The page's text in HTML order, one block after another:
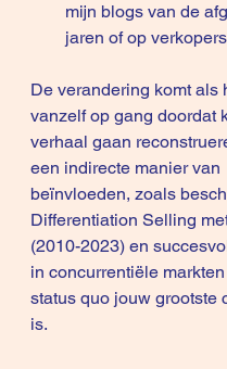
mijn blogs van de
jaren of op
De verandering komt als
vanzelf op gang doordat
verhaal gaan
een indirecte manier van
beïnvloeden, zoals
Differentiation Selling
(2010-2023) en
in concurrentiële
status quo jouw grootste
is.